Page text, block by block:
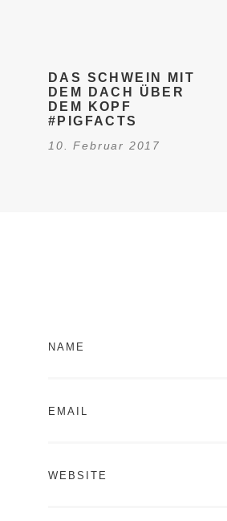
DAS SCHWEIN MIT
DEM DACH ÜBER
DEM KOPF
#PIGFACTS
10. Februar 2017
NAME
EMAIL
WEBSITE